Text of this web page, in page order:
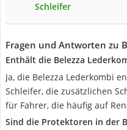
Schleifer
Fragen und Antworten zu
Enthält die Belezza
Ja, die Belezza Lederkombi
Schleifer, die zusätzlichen
für Fahrer, die häufig auf
Sind die Protektoren in der